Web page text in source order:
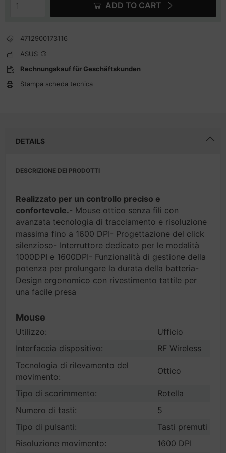
ADD TO CART
4712900173116
ASUS
Rechnungskauf für Geschäftskunden
Stampa scheda tecnica
DETAILS
DESCRIZIONE DEI PRODOTTI
Realizzato per un controllo preciso e
confortevole.- Mouse ottico senza fili con
avanzata tecnologia di tracciamento e risoluzione
massima fino a 1600 DPI- Progettazione del click
silenzioso- Interruttore dedicato per le modalità
1000DPI e 1600DPI- Funzionalità di gestione della
potenza per prolungare la durata della batteria-
Design ergonomico con rivestimento tattile per
una facile presa
Mouse
Utilizzo:
Ufficio
Interfaccia dispositivo:
RF Wireless
Tecnologia di rilevamento del
movimento:
Ottico
Tipo di scorimmento:
Rotella
Numero di tasti:
5
Tipo di pulsanti:
Tasti premuti
Risoluzione movimento:
1600 DPI